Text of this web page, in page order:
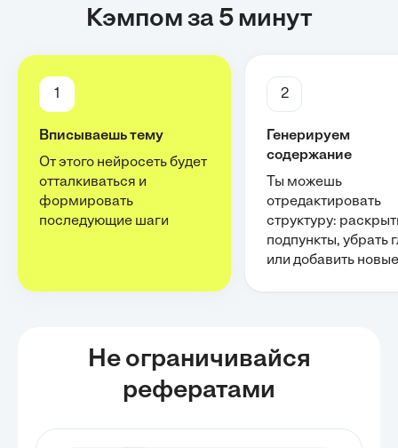
Кэмпом за 5 минут
1
Вписываешь тему
От этого нейросеть будет
отталкиваться и
формировать
последующие шаги
2
Генерируем
содержание
Ты можешь
отредактировать
структуру:
подпункты, убрать
или добавить новые
Не ограничивайся
рефератами